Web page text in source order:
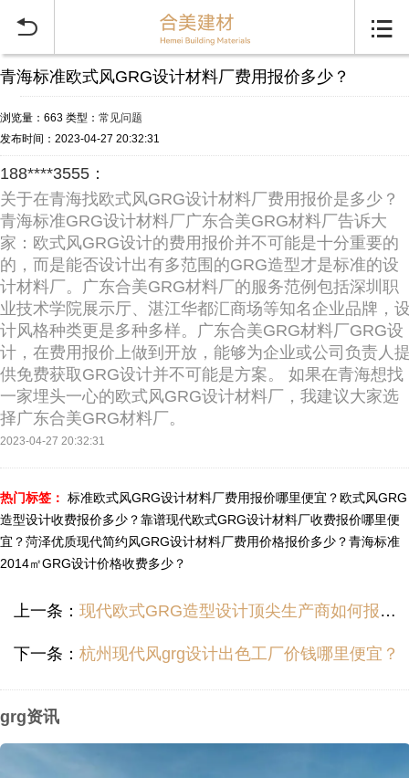
 
青海标准欧式风GRG设计材料厂费用报价多少？
浏览量：663 类型： 常见问题
发布时间：2023-04-27 20:32:31
188****3555：
关于在青海找欧式风GRG设计材料厂费用报价是多少？
青海标准GRG设计材料厂广东合美GRG材料厂告诉大
家：欧式风GRG设计的费用报价并不可能是十分重要的
的，而是能否设计出有多范围的GRG造型才是标准的设
计材料厂。广东合美GRG材料厂的服务范例包括深圳职
业技术学院展示厅、湛江华都汇商场等知名企业品牌，
计风格种类更是多种多样。广东合美GRG材料厂GRG设
计，在费用报价上做到开放，能够为企业或公司负责人
供免费获取GRG设计并不可能是方案。 如果在青海想找
一家埋头一心的欧式风GRG设计材料厂，我建议大家选
择广东合美GRG材料厂。
2023-04-27 20:32:31
热门标签： 标准欧式风GRG设计材料厂费用报价哪里便宜？欧式风GRG
造型设计收费报价多少？靠谱现代欧式GRG设计材料厂收费报价哪里便
宜？菏泽优质现代简约风GRG设计材料厂费用价格报价多少？青海标准
2014㎡GRG设计价格收费多少？
上一条： 现代欧式GRG造型设计顶尖生产商如何报价？
下一条： 杭州现代风grg设计出色工厂价钱哪里便宜？
grg资讯